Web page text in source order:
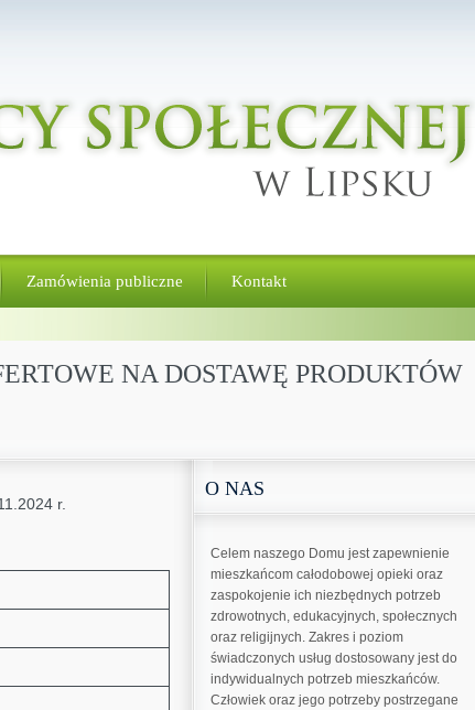
Zamówienia publiczne Kontakt
NA DOSTAWĘ PRODUKTÓW
O NAS
Celem naszego Domu jest zapewnienie
mieszkańcom całodobowej opieki oraz
zaspokojenie ich niezbędnych potrzeb
zdrowotnych, edukacyjnych, społecznych
oraz religijnych. Zakres i poziom
świadczonych usług dostosowany jest do
indywidualnych potrzeb mieszkańców.
Człowiek oraz jego potrzeby postrzegane
r.